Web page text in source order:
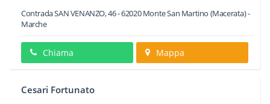
Contrada SAN VENANZO, 46-62020 Monte San Martino (Macerata) -
Marche
Chiama Mappa
Cesari Fortunato